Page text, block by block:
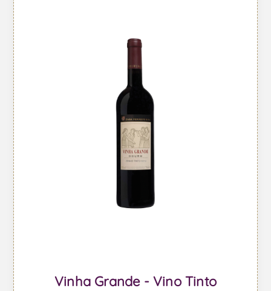
Vinha Grande - Vino Tinto